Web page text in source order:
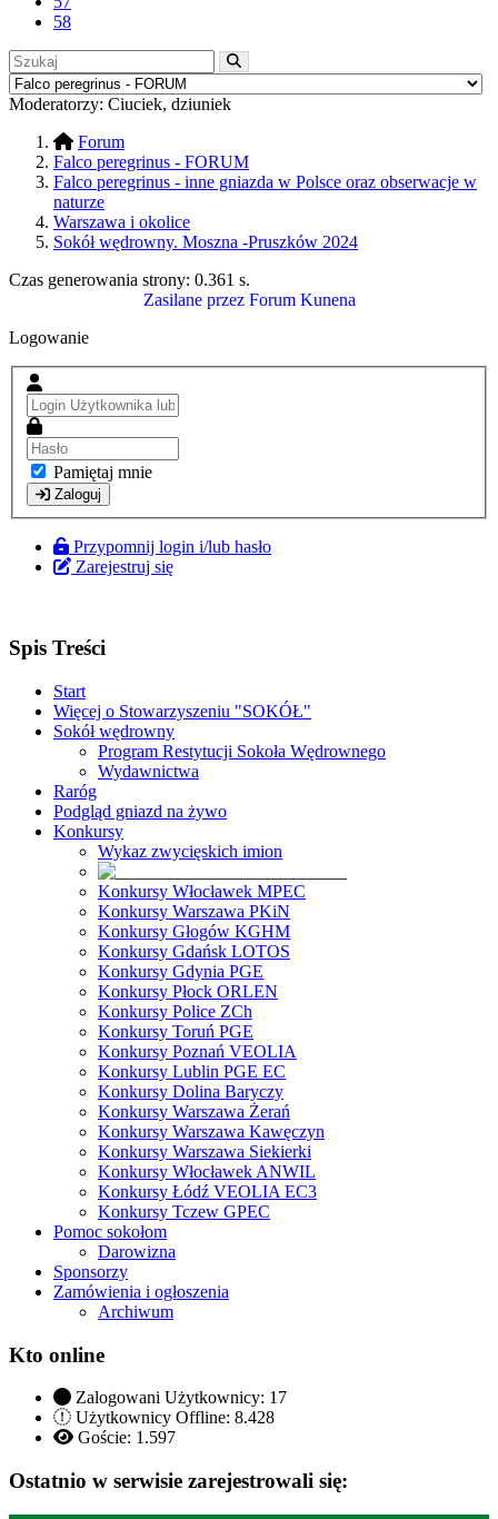
58
Moderatorzy: Ciuciek, dziuniek
Forum
Falco peregrinus - FORUM
Falco peregrinus - inne gniazda w Polsce oraz obserwacje w
naturze
Warszawa i okolice
Sokół wędrowny. Moszna -Pruszków 2024
Czas generowania strony: 0.361 s.
Zasilane przez Forum Kunena
Logowanie
Pamiętaj mnie
Zaloguj
Przypomnij login i/lub hasło
Zarejestruj się
Spis Treści
Start
Więcej o Stowarzyszeniu "SOKÓŁ"
Sokół wędrowny
Program Restytucji Sokoła Wędrownego
Wydawnictwa
Raróg
Podgląd gniazd na żywo
Konkursy
Wykaz zwycięskich imion
Konkursy Włocławek MPEC
Konkursy Warszawa PKiN
Konkursy Głogów KGHM
Konkursy Gdańsk LOTOS
Konkursy Gdynia PGE
Konkursy Płock ORLEN
Konkursy Police ZCh
Konkursy Toruń PGE
Konkursy Poznań VEOLIA
Konkursy Lublin PGE EC
Konkursy Dolina Baryczy
Konkursy Warszawa Żerań
Konkursy Warszawa Kawęczyn
Konkursy Warszawa Siekierki
Konkursy Włocławek ANWIL
Konkursy Łódź VEOLIA EC3
Konkursy Tczew GPEC
Pomoc sokołom
Darowizna
Sponsorzy
Zamówienia i ogłoszenia
Archiwum
Kto online
Zalogowani Użytkownicy: 17
Użytkownicy Offline: 8.428
Goście: 1.597
Ostatnio w serwisie zarejestrowali się: